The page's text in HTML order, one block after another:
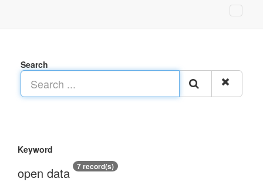
Search
Keyword
open data 7 record(s)